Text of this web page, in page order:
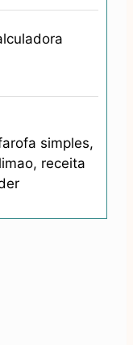
simples,
receita